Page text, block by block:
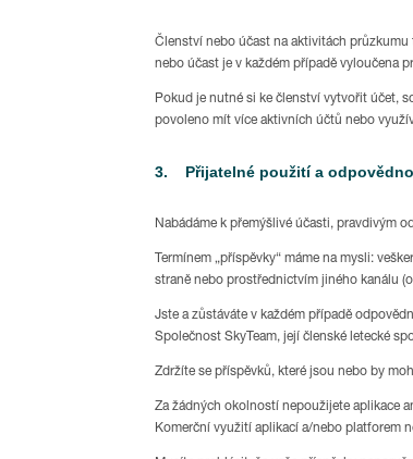
Členství nebo účast na aktivitách průzkumu
nebo účast je v každém případě vyloučena
Pokud je nutné si ke členství vytvořit účet,
povoleno mít více aktivních účtů nebo
3. Přijatelné použití a
Nabádáme k přemýšlivé účasti, pravdivým
Termínem „příspěvky“ máme na mysli:
straně nebo prostřednictvím jiného kanálu
Jste a zůstáváte v každém případě
Společnost SkyTeam, její členské letecké
Zdržíte se příspěvků, které jsou nebo by
Za žádných okolností nepoužijete aplikace
Komerční využití aplikací a/nebo platforem